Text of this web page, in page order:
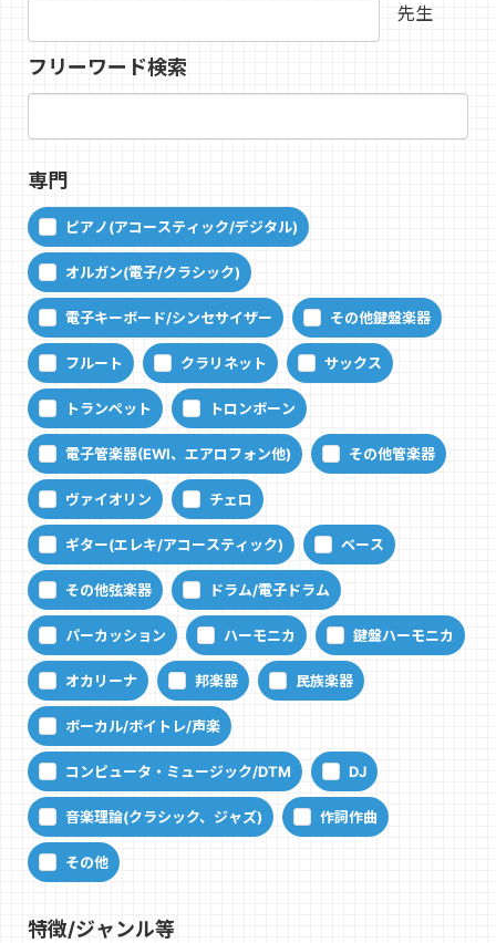
先生
フリーワード検索
専門
ピアノ(アコースティック/デジタル)
オルガン(電子/クラシック)
電子キーボード/シンセサイザー その他鍵盤楽器
フルート クラリネット サックス
トランペット トロンボーン
電子管楽器(EWI、エアロフォン他) その他管楽器
ヴァイオリン チェロ
ギター(エレキ/アコースティック) ベース
その他弦楽器 ドラム/電子ドラム
パーカッション ハーモニカ 鍵盤ハーモニカ
オカリーナ 邦楽器 民族楽器
ボーカル/ボイトレ/声楽
コンピュータ・ミュージック/DTM DJ
音楽理論(クラシック、ジャズ) 作詞作曲
その他
特徴/ジャンル等